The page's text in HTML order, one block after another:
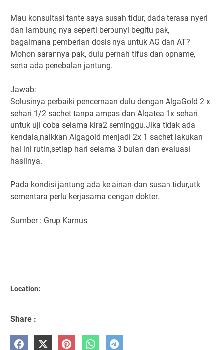
Mau konsultasi tante saya susah tidur, dada terasa nyeri
dan lambung nya seperti berbunyi begitu pak,
bagaimana pemberian dosis nya untuk AG dan AT?
Mohon sarannya pak, dulu pernah tifus dan opname,
serta ada penebalan jantung.
Jawab:
Solusinya perbaiki pencernaan dulu dengan AlgaGold 2 x
sehari 1/2 sachet tanpa ampas dan Algatea 1x sehari
untuk uji coba selama kira2 seminggu.Jika tidak ada
kendala,naikkan Algagold menjadi 2x 1 sachet lakukan
hal ini rutin,setiap hari selama 3 bulan dan evaluasi
hasilnya.
Pada kondisi jantung ada kelainan dan susah tidur,utk
sementara perlu kerjasama dengan dokter.
Sumber : Grup Karnus
Location:
Share :